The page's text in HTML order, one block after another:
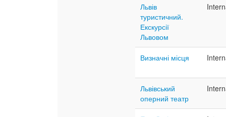
Львів
туристичний.
Екскурсії
Львовом
Визначні місця
Львівський
оперний театр